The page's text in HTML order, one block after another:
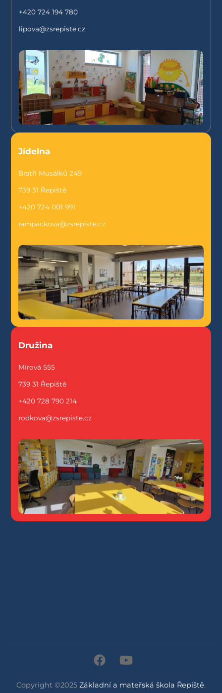
+420 724 194 780
lipova@zsrepiste.cz
Jídelna
Bratří Musálků 249
739 31 Řepiště
+420 724 001 991
rampackova@zsrepiste.cz
Družina
Mírová 555
739 31 Řepiště
+420 728 790 214
rodkova@zsrepiste.cz
Copyright ©2025 Základní a mateřská škola Řepiště.